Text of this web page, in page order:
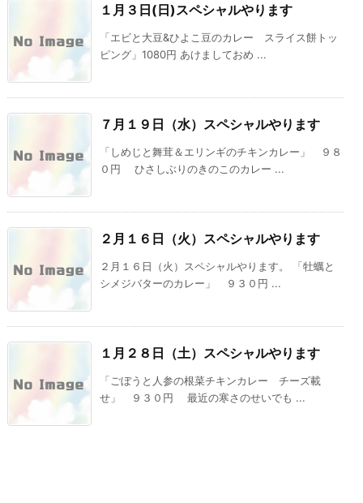
１月３日(日)スペシャルやります
「エビと大豆&ひよこ豆のカレー スライス餅トッ
ピング」1080円 あけましておめ ...
７月１９日（水）スペシャルやります
「しめじと舞茸＆エリンギのチキンカレー」 ９８
０円 ひさしぶりのきのこのカレー ...
２月１６日（火）スペシャルやります
２月１６日（火）スペシャルやります。 「牡蠣と
シメジバターのカレー」 ９３０円 ...
１月２８日（土）スペシャルやります
「ごぼうと人参の根菜チキンカレー チーズ載
せ」 ９３０円 最近の寒さのせいでも ...